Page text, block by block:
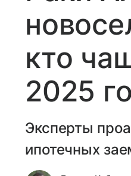
кто
2025
Эксперты
ипотечных